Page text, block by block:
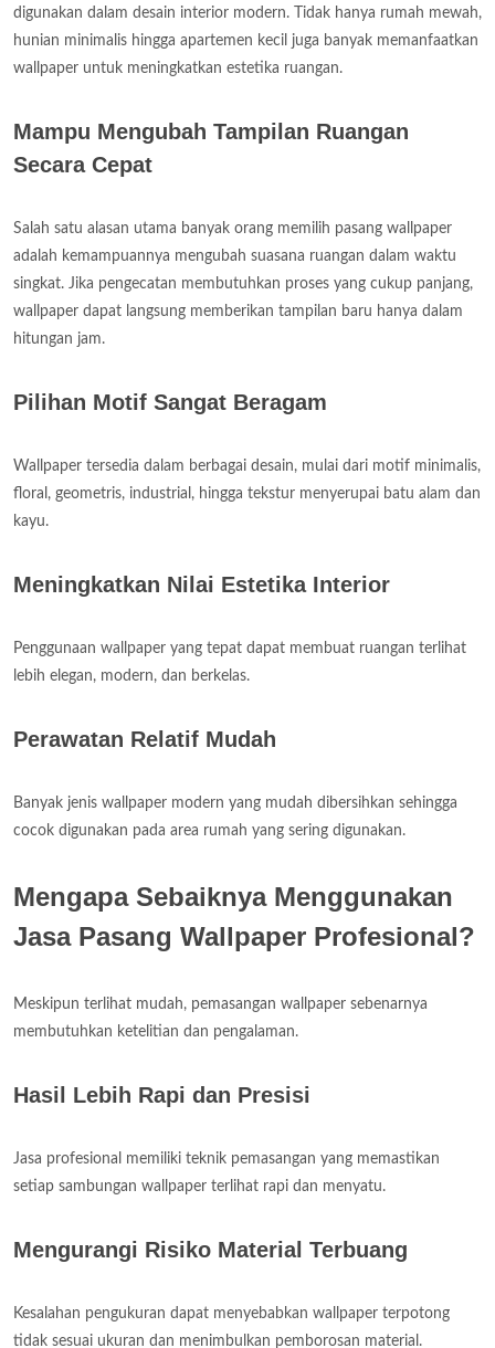
digunakan dalam desain interior modern. Tidak hanya rumah mewah,
hunian minimalis hingga apartemen kecil juga banyak memanfaatkan
wallpaper untuk meningkatkan estetika ruangan.
Mampu Mengubah Tampilan Ruangan
Secara Cepat
Salah satu alasan utama banyak orang memilih pasang wallpaper
adalah kemampuannya mengubah suasana ruangan dalam waktu
singkat. Jika pengecatan membutuhkan proses yang cukup panjang,
wallpaper dapat langsung memberikan tampilan baru hanya dalam
hitungan jam.
Pilihan Motif Sangat Beragam
Wallpaper tersedia dalam berbagai desain, mulai dari motif minimalis,
floral, geometris, industrial, hingga tekstur menyerupai batu alam dan
kayu.
Meningkatkan Nilai Estetika Interior
Penggunaan wallpaper yang tepat dapat membuat ruangan terlihat
lebih elegan, modern, dan berkelas.
Perawatan Relatif Mudah
Banyak jenis wallpaper modern yang mudah dibersihkan sehingga
cocok digunakan pada area rumah yang sering digunakan.
Mengapa Sebaiknya Menggunakan
Jasa Pasang Wallpaper Profesional?
Meskipun terlihat mudah, pemasangan wallpaper sebenarnya
membutuhkan ketelitian dan pengalaman.
Hasil Lebih Rapi dan Presisi
Jasa profesional memiliki teknik pemasangan yang memastikan
setiap sambungan wallpaper terlihat rapi dan menyatu.
Mengurangi Risiko Material Terbuang
Kesalahan pengukuran dapat menyebabkan wallpaper terpotong
tidak sesuai ukuran dan menimbulkan pemborosan material.